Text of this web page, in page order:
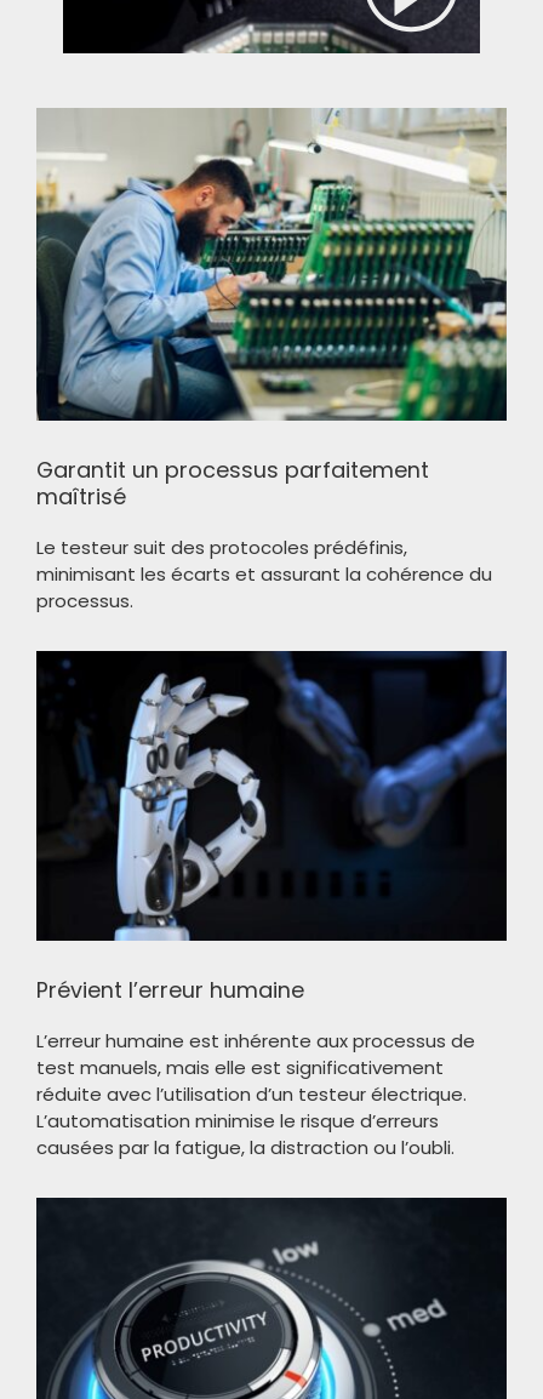
Garantit un processus parfaitement
maîtrisé
Le testeur suit des protocoles prédéfinis,
minimisant les écarts et assurant la cohérence du
processus.
Prévient l’erreur humaine
L’erreur humaine est inhérente aux processus de
test manuels, mais elle est significativement
réduite avec l’utilisation d’un testeur électrique.
L’automatisation minimise le risque d’erreurs
causées par la fatigue, la distraction ou l’oubli.